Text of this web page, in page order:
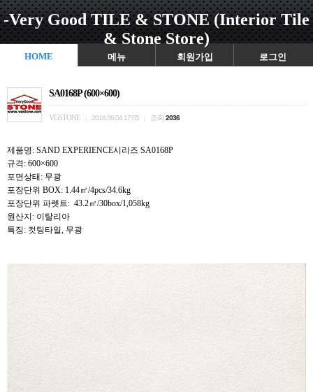
-Very Good TILE & STONE (Interior Tile
& Stone Store)
HOME 메뉴 회원가입 로그인
SA0168P (600×600)
VGSTONE 2018.06.04 17:05 조회 2036
제품명: SAND EXPERIENCE시리즈 SA0168P
규격: 600×600
포면상태: 무광
포장단위 BOX: 1.44㎡/4pcs/34.6kg
포장단위 파렛트: 43.2㎡/30box/1,058kg
원산지: 이탈리아
특징: 컷팅타일, 무광